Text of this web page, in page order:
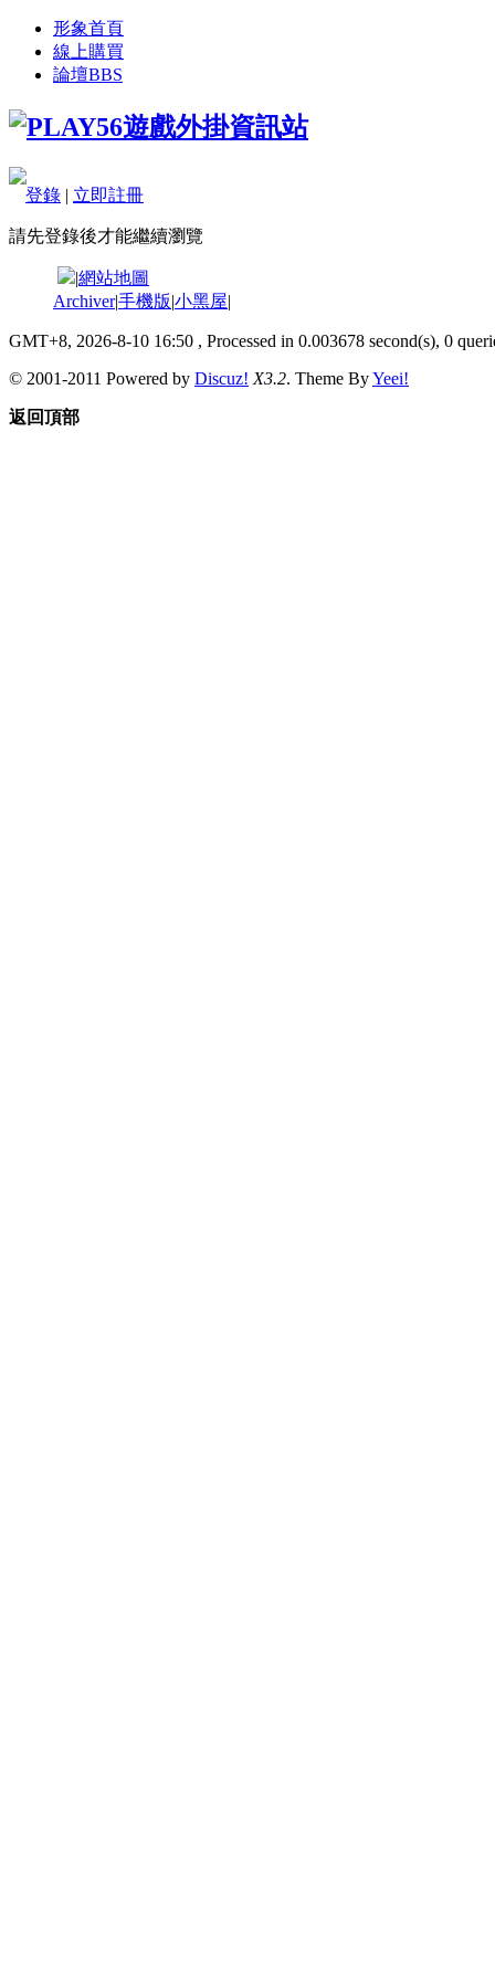
形象首頁
線上購買
論壇BBS
登錄 | 立即註冊
請先登錄後才能繼續瀏覽
|網站地圖
Archiver|手機版|小黑屋|
GMT+8, 2026-8-10 16:50 , Processed in 0.003678 second(s), 0
© 2001-2011 Powered by Discuz! X3.2. Theme ByYeei!
返回頂部